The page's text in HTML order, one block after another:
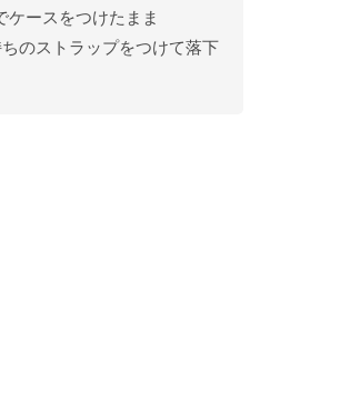
ースをつけたまま
のストラップをつけて落下